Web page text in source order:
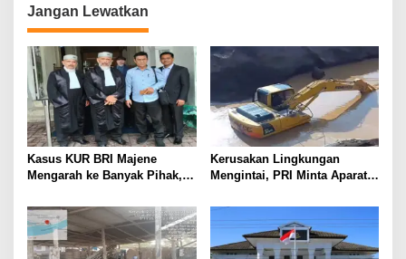
Jangan Lewatkan
Kasus KUR BRI Majene
Mengarah ke Banyak Pihak,
Miliar?
Kerusakan Lingkungan
Mengintai, PRI Minta Aparat
Gowa